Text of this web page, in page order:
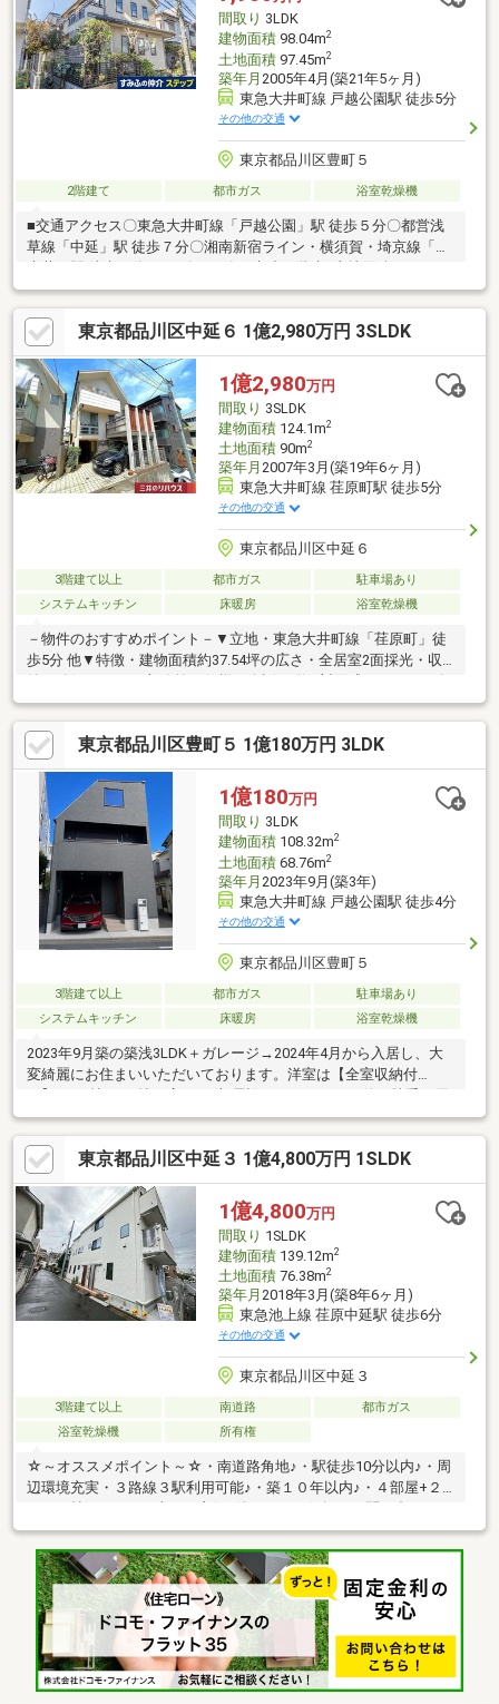
間取り 3LDK
建物面積98.04m2
土地面積97.45m2
築年月 2005年4月(築21年5ヶ月)
東急大井町線 戸越公園駅 徒歩5分
その他の交通
東京都品川区豊町５
2階建て 都市ガス 浴室乾燥機
■交通アクセス〇東急大井町線「戸越公園」駅 徒歩５分〇都営浅
草線「中延」駅 徒歩７分〇湘南新宿ライン・横須賀・埼京線「西
４５㎡※別途私道負担面積７．３４㎡あり■建物面積：９８.０４㎡
（1階：56.18㎡ 2階：41.86㎡) 木造瓦葺2階建■バルコニーおよ
びお庭南東向きのため、陽当り・通風良好■借地期間：２０４３
年迄。■様々な用途に利用可能な３ＬＤＫ。全居室6帖以上！！
東京都品川区中延６ 1億2,980万円 3SLDK
1億2,980万円
間取り 3SLDK
建物面積124.1m2
土地面積90m2
築年月 2007年3月(築19年6ヶ月)
東急大井町線 荏原町駅 徒歩5分
その他の交通
東京都品川区中延６
3階建て以上 都市ガス
駐車場あり
システムキッチン
床暖房 浴室乾燥機
－物件のおすすめポイント－▼立地・東急大井町線「荏原町」徒
歩5分 他▼特徴・建物面積約37.54坪の広さ・全居室2面採光・収
品庫有・納戸約6.3帖は窓・収納付、多用途に活用可能▼2016年9
月室内リフォーム履歴【交換】キッチン、浴室、洗面台、3階トイ
レ【その他】カウンタ―造作 他▼周辺環境・まいばすけっと北馬
込2丁目店 徒歩4分(約250m)※前面道路幅員により容積率は160％
に制限■ ご希望の住まい探しをお手伝いします ━━━━━・・・
物件の詳細・ご相談はお気軽にお問い合わせください。
東京都品川区豊町５ 1億180万円 3LDK
1億180万円
間取り 3LDK
建物面積108.32m2
土地面積68.76m2
築年月 2023年9月(築3年)
東急大井町線 戸越公園駅 徒歩4分
その他の交通
東京都品川区豊町５
3階建て以上 都市ガス
駐車場あり
システムキッチン
床暖房 浴室乾燥機
2023年9月築の築浅3LDK＋ガレージ→2024年4月から入居し、大
変綺麗にお住まいいただいております。洋室は【全室収納付
れた間取りです。東急大井町線「戸越公園」駅徒歩4分の好立地。
約20.6帖の開放的なLDKを中心に、家族がゆったり過ごせる住空
間を実現しました。スーパーや公園、教育施設も徒歩圏に揃い、
子育て世帯にもおすすめ。大型車も可能な駐車スペース付きで利
便性と快適性を兼ね備えた一邸です。
東京都品川区中延３ 1億4,800万円 1SLDK
1億4,800万円
間取り 1SLDK
建物面積139.12m2
土地面積76.38m2
築年月 2018年3月(築8年6ヶ月)
東急池上線 荏原中延駅 徒歩6分
その他の交通
東京都品川区中延３
3階建て以上 南道路
都市ガス
浴室乾燥機
所有権
☆～オススメポイント～☆・南道路角地♪・駅徒歩10分以内♪・周
辺環境充実・３路線３駅利用可能♪・築１０年以内♪・４部屋+２
ださい！